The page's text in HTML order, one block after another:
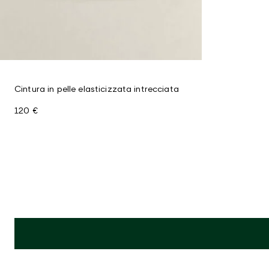
Cintura in pelle elasticizzata intrecciata
120 €